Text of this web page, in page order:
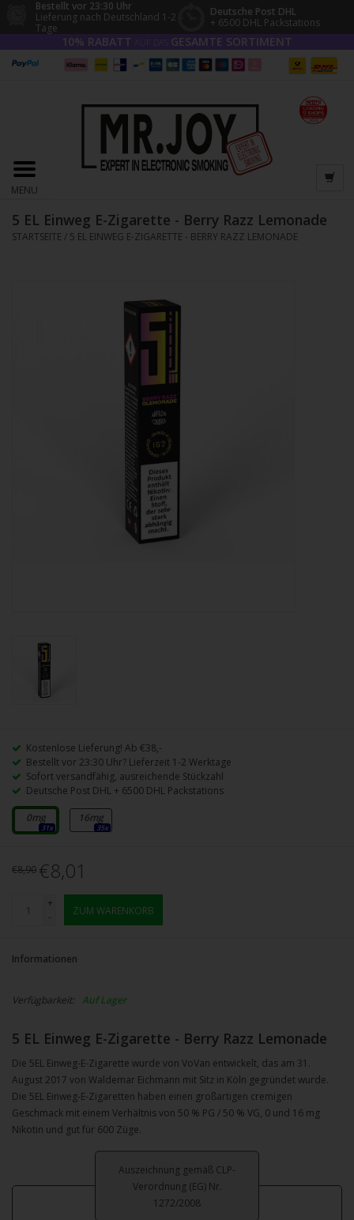
Bestellt vor 23:30 Uhr
Lieferung nach Deutschland 1-2
Tage
Deutsche Post DHL
+ 6500 DHL Packstations
10% RABATT GESAMTE SORTIMENT
MENU
5 EL Einweg E-Zigarette - Berry Razz Lemonade
STARTSEITE / 5 EL EINWEG E-ZIGARETTE - BERRY RAZZ LEMONADE
Kostenlose Lieferung! Ab €38,-
Bestellt vor 23:30 Uhr? Lieferzeit 1-2 Werktage
Sofort versandfähig, ausreichende Stückzahl
Deutsche Post DHL + 6500 DHL Packstations
0mg
31x
16mg
35x
€8,90 €8,01
+
-
ZUM WARENKORB
Informationen
Verfügbarkeit: Auf Lager
5 EL Einweg E-Zigarette - Berry Razz Lemonade
Die 5EL Einweg-E-Zigarette wurde von VoVan entwickelt, das am 31.
August 2017 von Waldemar Eichmann mit Sitz in Köln gegründet wurde.
Die 5EL Einweg-E-Zigaretten haben einen großartigen cremigen
Geschmack mit einem Verhältnis von 50 % PG / 50 % VG, 0 und 16 mg
Nikotin und gut für 600 Züge.
Auszeichnung gemäß CLP-
Verordnung (EG) Nr.
1272/2008